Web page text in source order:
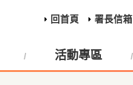
回首頁
署長信箱
活動專區